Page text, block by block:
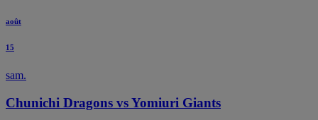
août
15
sam.
Chunichi Dragons vs Yomiuri Giants